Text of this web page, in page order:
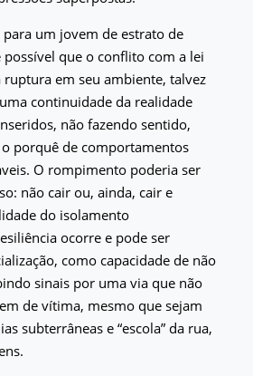
um jovem de estrato de
possível que o conflito com a lei
em seu ambiente, talvez
continuidade da realidade
não fazendo sentido,
porquê de comportamentos
O rompimento poderia ser
não cair ou, ainda, cair e
do isolamento
ocorre e pode ser
como capacidade de não
sinais por uma via que não
de vítima, mesmo que sejam
subterrâneas e “escola” da rua,